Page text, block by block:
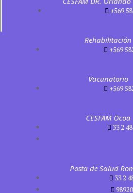
+569
Rehabilitación
+569
Vacunatorio
+569
CESFAM Ocoa
33 2
Posta de Salud
33 2